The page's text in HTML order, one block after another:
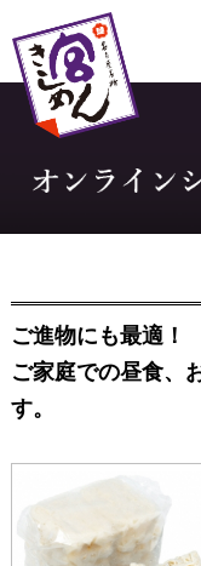
ご進物にも最適！
ご家庭での昼食、
す。